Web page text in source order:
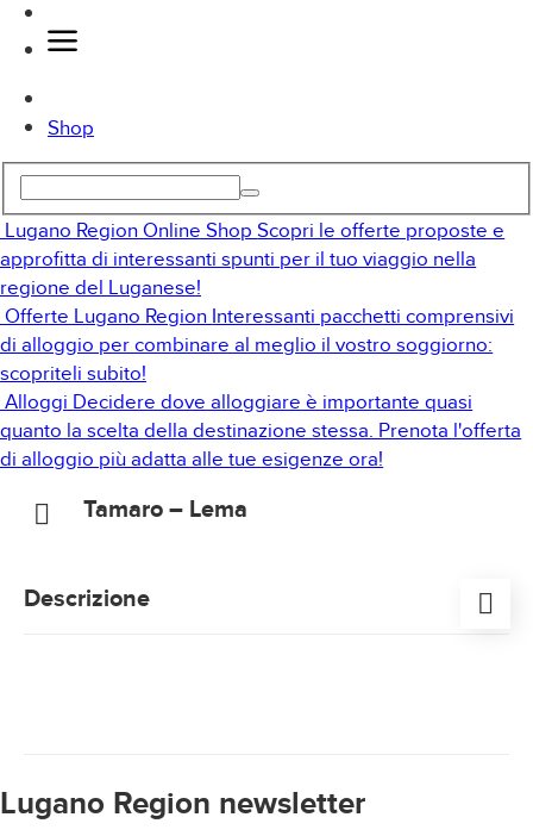
Shop
Lugano Region Online ShopScopri le offerte proposte e
approfitta di interessanti spunti per il tuo viaggio nella
regione del Luganese!
Offerte Lugano Region Interessanti pacchetti comprensivi
di alloggio per combinare al meglio il vostro soggiorno:
scopriteli subito!
Alloggi Decidere dove alloggiare è importante quasi
quanto la scelta della destinazione stessa. Prenota l'offerta
di alloggio più adatta alle tue esigenze ora!
Tamaro – Lema
Descrizione
di Rivera – Bironico e da lì raggiungere la stazione di
partenza della telecabina in 8 minuti a piedi.
Lugano Region newsletter